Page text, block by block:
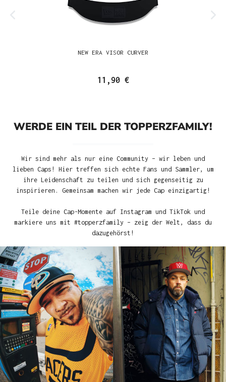
NEW ERA VISOR CURVER
11,90 €
WERDE EIN TEIL DER TOPPERZFAMILY!
Wir sind mehr als nur eine Community – wir leben und
lieben Caps! Hier treffen sich echte Fans und Sammler, um
ihre Leidenschaft zu teilen und sich gegenseitig zu
inspirieren. Gemeinsam machen wir jede Cap einzigartig!
Teile deine Cap-Momente auf Instagram und TikTok und
markiere uns mit #topperzfamily – zeig der Welt, dass du
dazugehörst!